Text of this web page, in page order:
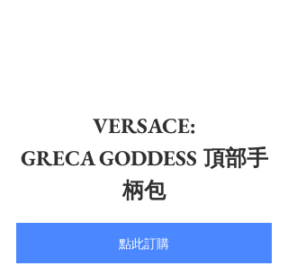
VERSACE:
GRECA GODDESS 頂部手
柄包
點此訂購